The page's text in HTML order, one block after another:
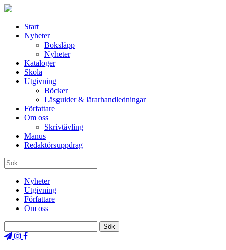
Start
Nyheter
Boksläpp
Nyheter
Kataloger
Skola
Utgivning
Böcker
Läsguider & lärarhandledningar
Författare
Om oss
Skrivtävling
Manus
Redaktörsuppdrag
Nyheter
Utgivning
Författare
Om oss